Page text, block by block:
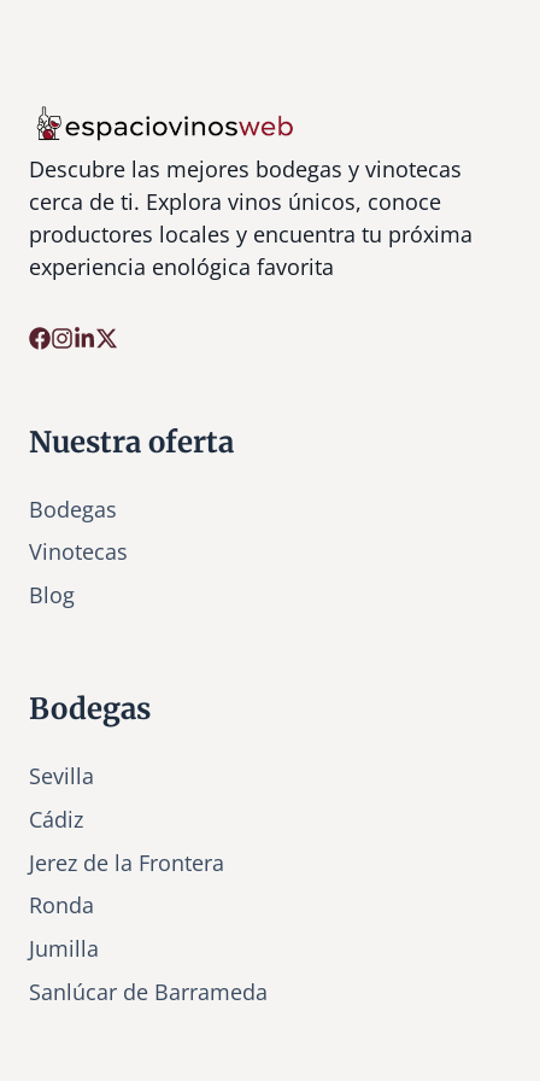
Descubre las mejores bodegas y vinotecas
cerca de ti. Explora vinos únicos, conoce
productores locales y encuentra tu próxima
experiencia enológica favorita
Nuestra oferta
Bodegas
Vinotecas
Blog
Bodegas
Sevilla
Cádiz
Jerez de la Frontera
Ronda
Jumilla
Sanlúcar de Barrameda